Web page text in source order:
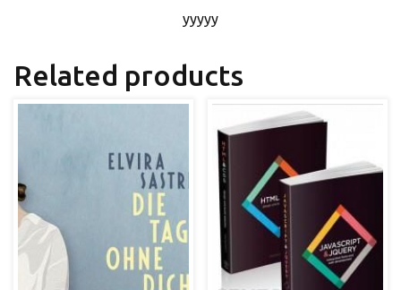
yyyyy
Related products